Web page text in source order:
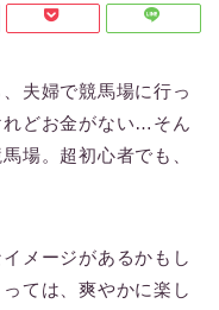
夫婦で競馬場に行っ
れどお金がない…そん
場。超初心者でも、
メージがあるかもし
ては、爽やかに楽し